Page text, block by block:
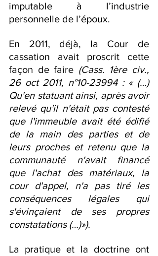
imputable à l’industrie
personnelle de l’époux.
En 2011, déjà, la Cour de
cassation avait proscrit cette
façon de faire (Cass. 1ère civ.,
26 oct 2011, n°10-23994 : « (…)
Qu'en statuant ainsi, après avoir
relevé qu'il n'était pas contesté
que l'immeuble avait été édifié
de la main des parties et de
leurs proches et retenu que la
communauté n'avait financé
que l'achat des matériaux, la
cour d'appel, n'a pas tiré les
conséquences légales qui
s'évinçaient de ses propres
constatations (…)»).
La pratique et la doctrine ont